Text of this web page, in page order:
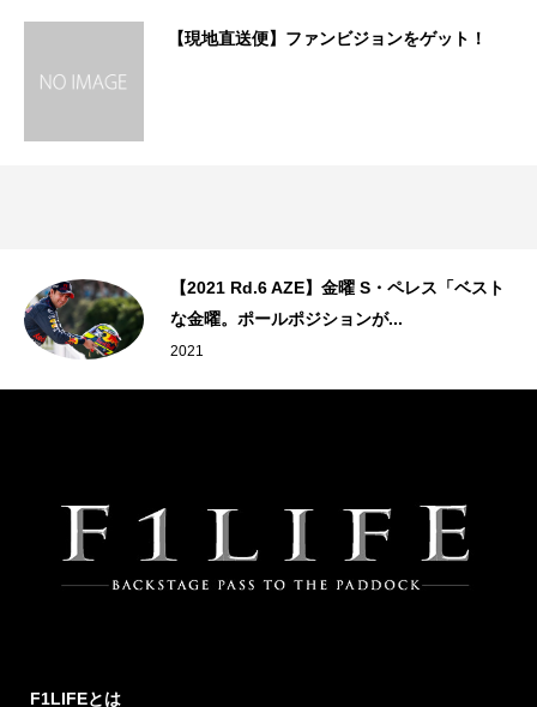
【現地直送便】ファンビジョンをゲット！
【2021 Rd.6 AZE】金曜 S・ペレス「ベスト
な金曜。ポールポジションが...
2021
F1LIFEとは